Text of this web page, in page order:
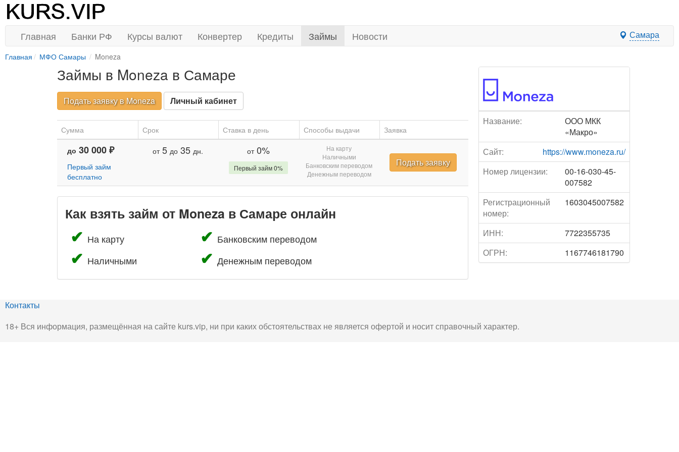
Главная Банки РФ Курсы валют Конвертер Кредиты Займы Новости Самара
Главная МФО Самары Moneza
Займы в Moneza в Самаре
Подать заявку в Moneza Личный кабинет
Сумма Срок Ставка в день Способы выдачи Заявка
до 30 000 ₽
Первый займ
бесплатно
от 5 до 35 дн. от0%
Первый займ 0%
На карту
Наличными
Банковским переводом
Денежным переводом
Подать заявку
Как взять займ от Moneza в Самаре онлайн
На карту
Наличными
Банковским переводом
Денежным переводом
Название:
ООО МКК
«Макро»
Сайт:
https://www.moneza.ru/
Номер лицензии:
00-16-030-45-
007582
Регистрационный
номер:
1603045007582
ИНН:
7722355735
ОГРН:
1167746181790
Контакты
18+ Вся информация, размещённая на сайте kurs.vip, ни при каких обстоятельствах не является офертой и носит справочный характер.